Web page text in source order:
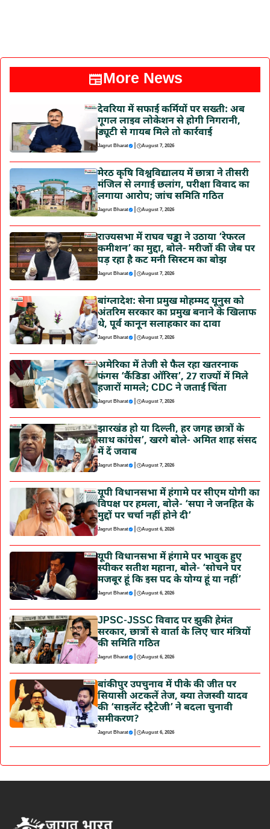
More News
देवरिया में सफाई कर्मियों पर सख्ती: अब
गूगल लाइव लोकेशन से होगी निगरानी,
ड्यूटी से गायब मिले तो कार्रवाई
Jagrut Bharat | August 7, 2026
मेरठ कृषि विश्वविद्यालय में छात्रा ने तीसरी
मंजिल से लगाई छलांग, परीक्षा विवाद का
लगाया आरोप; जांच समिति गठित
Jagrut Bharat | August 7, 2026
राज्यसभा में राघव चड्ढा ने उठाया ‘रेफरल
कमीशन’ का मुद्दा, बोले- मरीजों की जेब पर
पड़ रहा है कट मनी सिस्टम का बोझ
Jagrut Bharat | August 7, 2026
बांग्लादेश: सेना प्रमुख मोहम्मद यूनुस को
अंतरिम सरकार का प्रमुख बनाने के खिलाफ
थे, पूर्व कानून सलाहकार का दावा
Jagrut Bharat | August 7, 2026
अमेरिका में तेजी से फैल रहा खतरनाक
फंगस ‘कैंडिडा ऑरिस’, 27 राज्यों में मिले
हजारों मामले; CDC ने जताई चिंता
Jagrut Bharat | August 7, 2026
झारखंड हो या दिल्ली, हर जगह छात्रों के
साथ कांग्रेस’, खरगे बोले- अमित शाह संसद
में दें जवाब
Jagrut Bharat | August 7, 2026
यूपी विधानसभा में हंगामे पर सीएम योगी का
विपक्ष पर हमला, बोले- ‘सपा ने जनहित के
मुद्दों पर चर्चा नहीं होने दी’
Jagrut Bharat | August 6, 2026
यूपी विधानसभा में हंगामे पर भावुक हुए
स्पीकर सतीश महाना, बोले- ‘सोचने पर
मजबूर हूं कि इस पद के योग्य हूं या नहीं’
Jagrut Bharat | August 6, 2026
JPSC-JSSC विवाद पर झुकी हेमंत
सरकार, छात्रों से वार्ता के लिए चार मंत्रियों
की समिति गठित
Jagrut Bharat | August 6, 2026
बांकीपुर उपचुनाव में पीके की जीत पर
सियासी अटकलें तेज, क्या तेजस्वी यादव
की ‘साइलेंट स्ट्रैटेजी’ ने बदला चुनावी
समीकरण?
Jagrut Bharat | August 6, 2026